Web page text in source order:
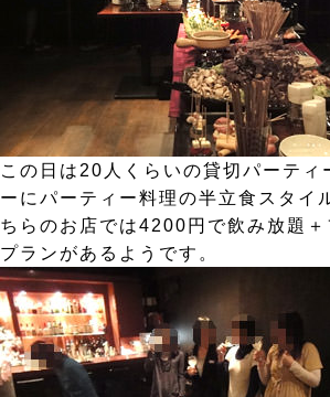
この日は20人くらいの貸切パーティ
ーにパーティー料理の半立食スタイ
ちらのお店では4200円で飲み放題＋
プランがあるようです。